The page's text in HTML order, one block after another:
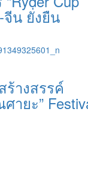
จีน ยั่งยืน
างสรรค์
ายะ”